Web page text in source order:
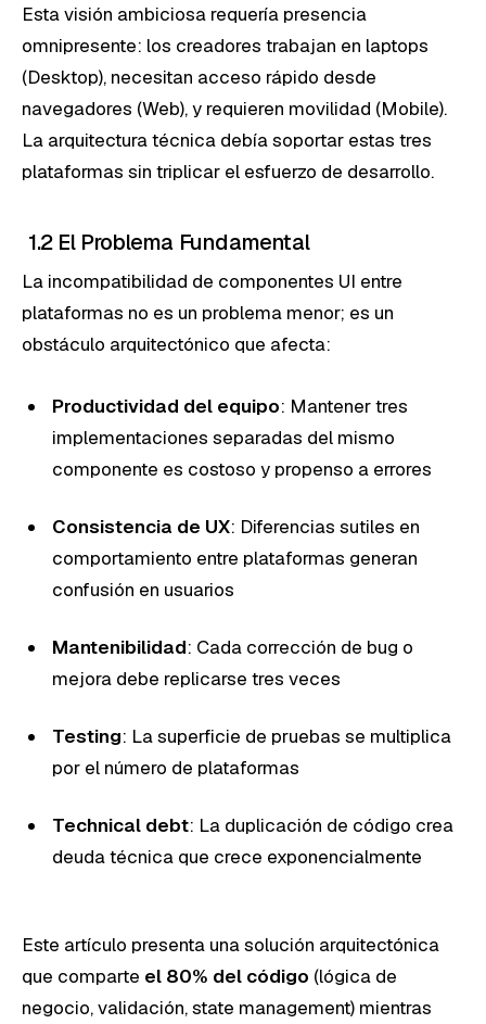
Esta visión ambiciosa requería presencia
omnipresente: los creadores trabajan en laptops
(Desktop), necesitan acceso rápido desde
navegadores (Web), y requieren movilidad (Mobile).
La arquitectura técnica debía soportar estas tres
plataformas sin triplicar el esfuerzo de desarrollo.
1.2 El Problema Fundamental
La incompatibilidad de componentes UI entre
plataformas no es un problema menor; es un
obstáculo arquitectónico que afecta:
Productividad del equipo: Mantener tres
implementaciones separadas del mismo
componente es costoso y propenso a errores
Consistencia de UX: Diferencias sutiles en
comportamiento entre plataformas generan
confusión en usuarios
Mantenibilidad: Cada corrección de bug o
mejora debe replicarse tres veces
Testing: La superficie de pruebas se multiplica
por el número de plataformas
Technical debt: La duplicación de código crea
deuda técnica que crece exponencialmente
Este artículo presenta una solución arquitectónica
que comparte el 80% del código (lógica de
negocio, validación, state management) mientras